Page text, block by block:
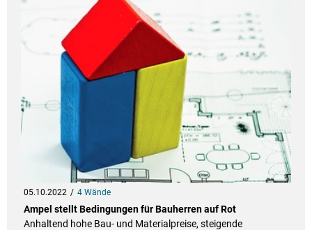
05.10.2022 4 Wände
Ampel stellt Bedingungen für Bauherren auf Rot
Anhaltend hohe Bau- und Materialpreise, steigende